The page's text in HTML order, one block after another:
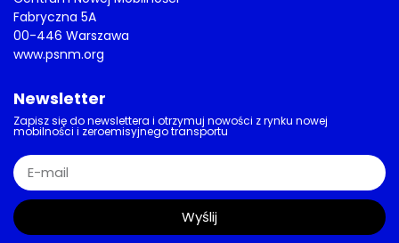
Fabryczna 5A
00-446 Warszawa
www.psnm.org
Newsletter
Zapisz się do newslettera i otrzymuj nowości z rynku nowej
mobilności i zeroemisyjnego transportu
Wyślij